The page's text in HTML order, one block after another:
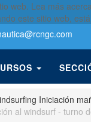
web. Lea más
este sitio web,
@rcngc.com
Iniciación
al windsurf - turno